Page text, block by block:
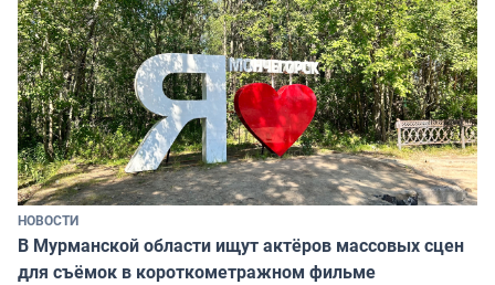
НОВОСТИ
В Мурманской области ищут актёров массовых сцен
для съёмок в короткометражном фильме